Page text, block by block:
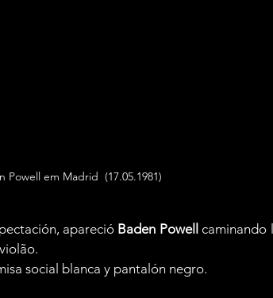
Powell em Madrid  (17.05.1981)
apareció Baden Powell caminando
social blanca y pantalón negro.